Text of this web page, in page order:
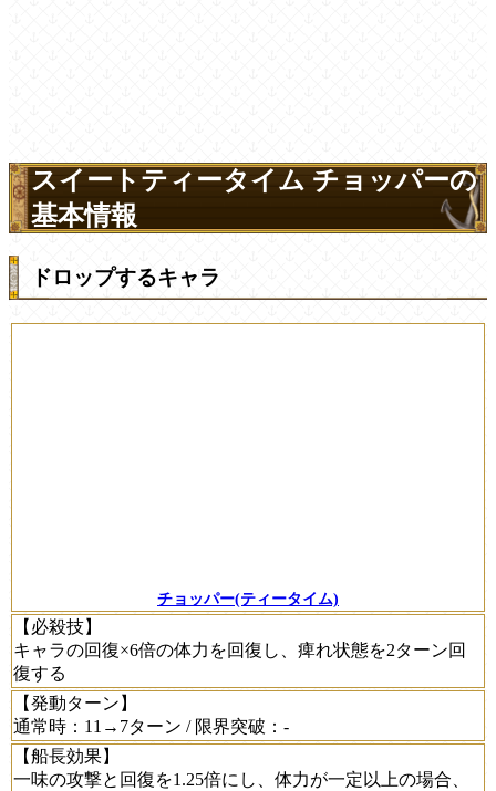
スイートティータイム チョッパーの
基本情報
ドロップするキャラ
チョッパー(ティータイム)
【必殺技】
キャラの回復×6倍の体力を回復し、痺れ状態を2ターン回
復する
【発動ターン】
通常時：11→7ターン / 限界突破：-
【船長効果】
一味の攻撃と回復を1.25倍にし、体力が一定以上の場合、